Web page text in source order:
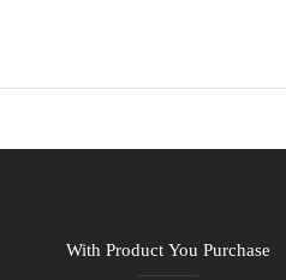
With Product You Purchase